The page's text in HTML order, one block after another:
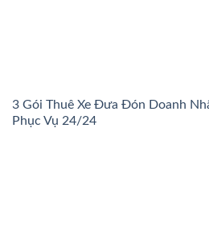
3 Gói Thuê Xe Đưa Đón Doanh
Phục Vụ 24/24